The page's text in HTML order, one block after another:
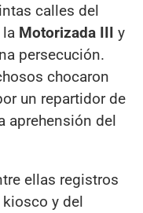
calles del
la Motorizada III y
persecución.
chocaron
un repartidor de
aprehensión del
ellas registros
y del